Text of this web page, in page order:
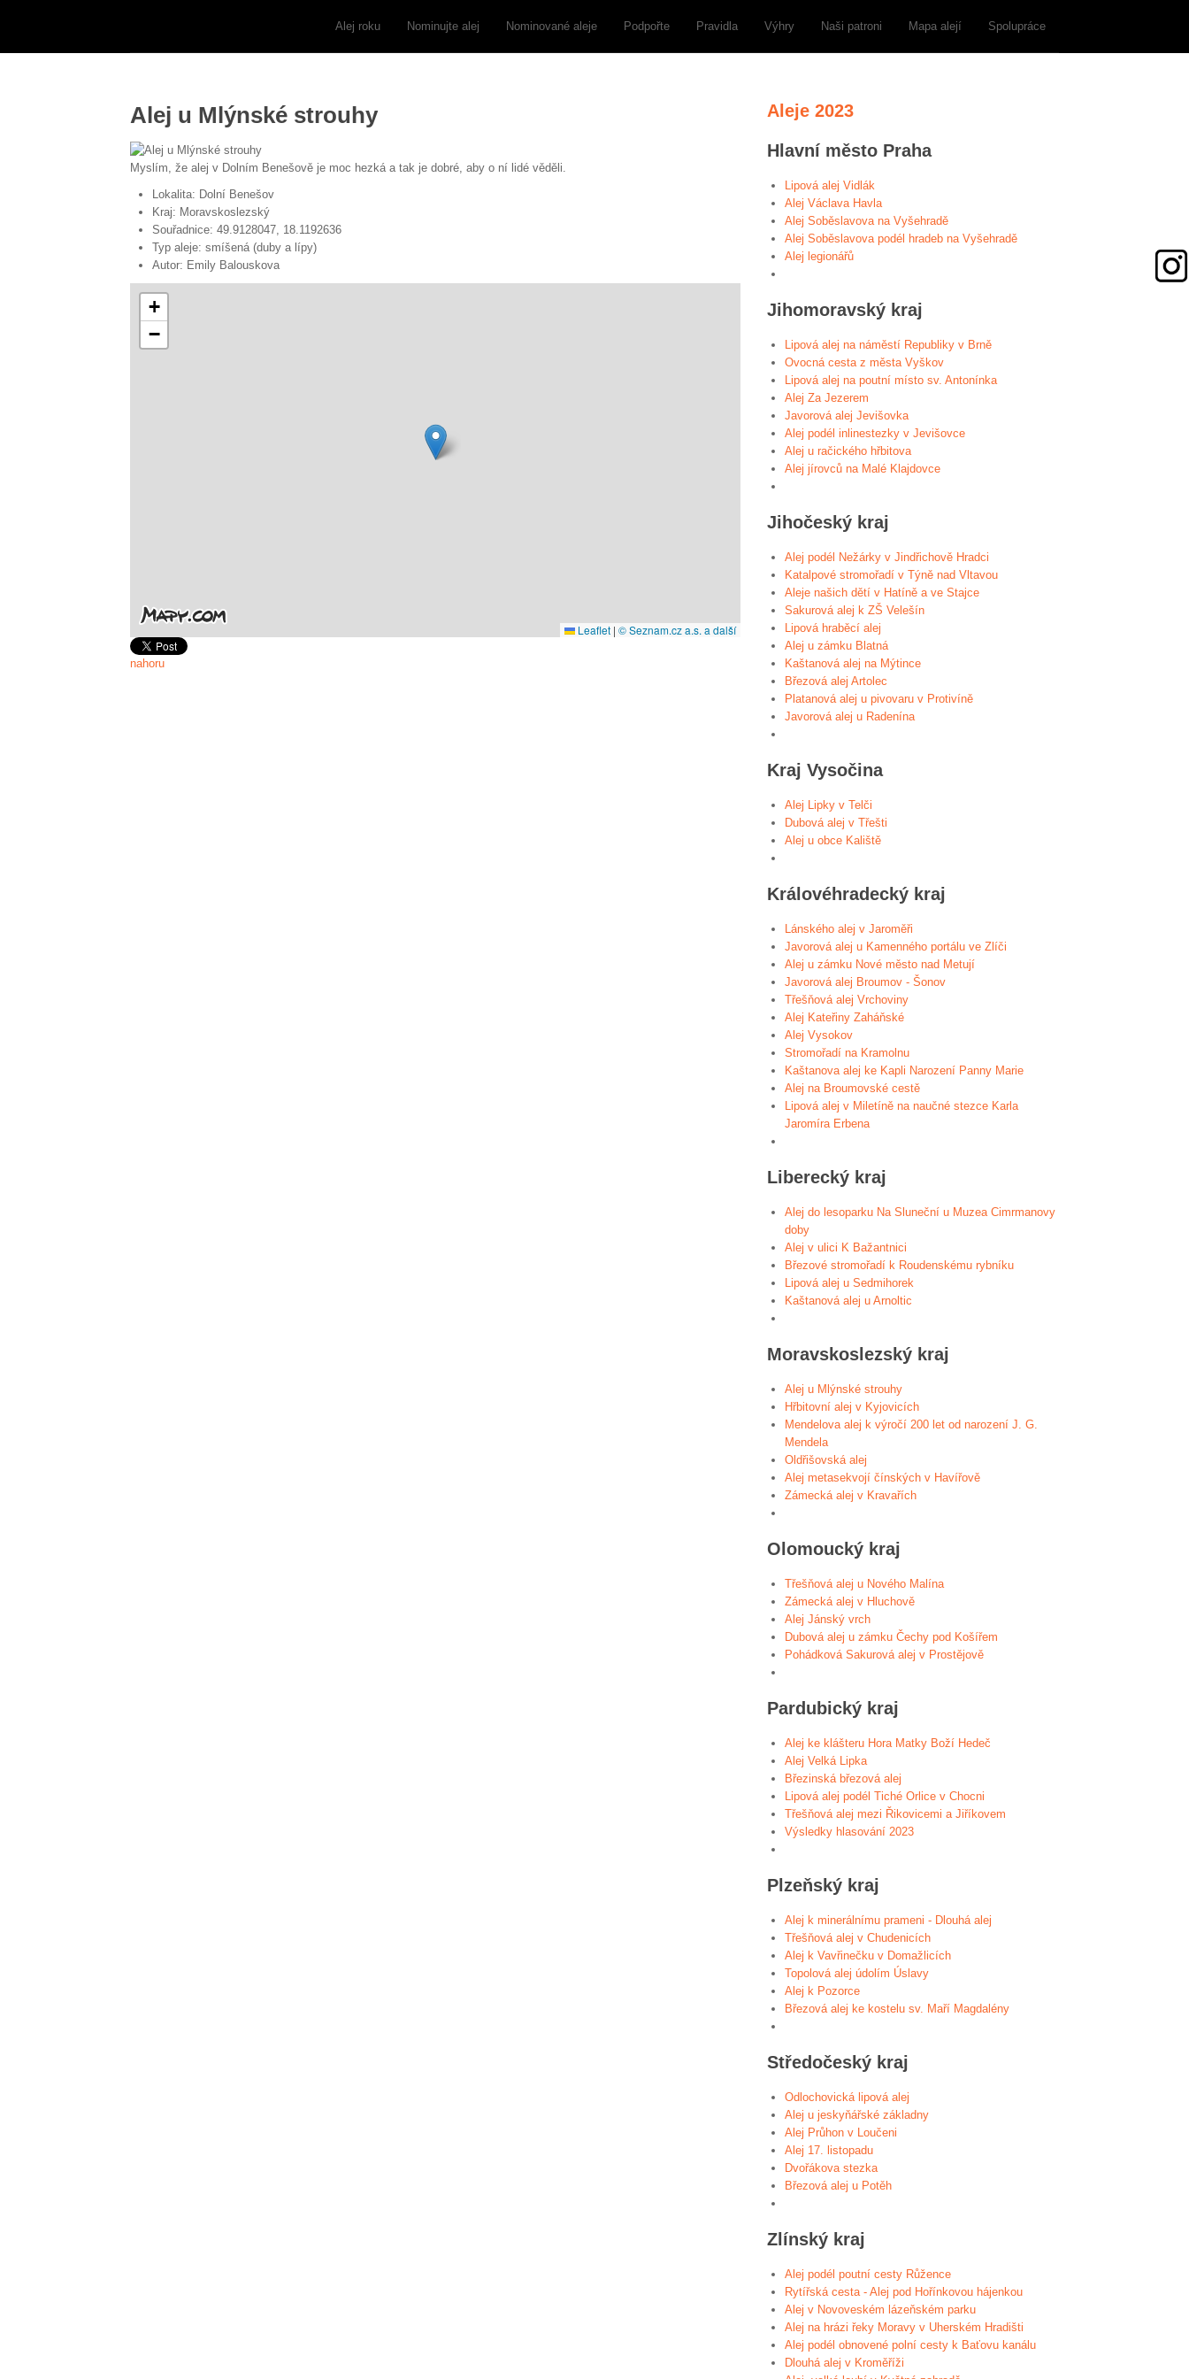
Alej roku Nominujte alej Nominované aleje Podpořte Pravidla Výhry Naši patroni Mapa alejí Spolupráce
Alej u Mlýnské strouhy
Myslím, že alej v Dolním Benešově je moc hezká a tak je dobré, aby o ní lidé věděli.
Lokalita: Dolní Benešov
Kraj: Moravskoslezský
Souřadnice: 49.9128047, 18.1192636
Typ aleje: smíšená (duby a lípy)
Autor: Emily Balouskova
+
−
Leaflet | © Seznam.cz a.s. a další
nahoru
Aleje 2023
Hlavní město Praha
Lipová alej Vidlák
Alej Václava Havla
Alej Soběslavova na Vyšehradě
Alej Soběslavova podél hradeb na Vyšehradě
Alej legionářů
Jihomoravský kraj
Lipová alej na náměstí Republiky v Brně
Ovocná cesta z města Vyškov
Lipová alej na poutní místo sv. Antonínka
Alej Za Jezerem
Javorová alej Jevišovka
Alej podél inlinestezky v Jevišovce
Alej u račického hřbitova
Alej jírovců na Malé Klajdovce
Jihočeský kraj
Alej podél Nežárky v Jindřichově Hradci
Katalpové stromořadí v Týně nad Vltavou
Aleje našich dětí v Hatíně a ve Stajce
Sakurová alej k ZŠ Velešín
Lipová hraběcí alej
Alej u zámku Blatná
Kaštanová alej na Mýtince
Březová alej Artolec
Platanová alej u pivovaru v Protivíně
Javorová alej u Radenína
Kraj Vysočina
Alej Lipky v Telči
Dubová alej v Třešti
Alej u obce Kaliště
Královéhradecký kraj
Lánského alej v Jaroměři
Javorová alej u Kamenného portálu ve Zlíči
Alej u zámku Nové město nad Metují
Javorová alej Broumov - Šonov
Třešňová alej Vrchoviny
Alej Kateřiny Zaháňské
Alej Vysokov
Stromořadí na Kramolnu
Kaštanova alej ke Kapli Narození Panny Marie
Alej na Broumovské cestě
Lipová alej v Miletíně na naučné stezce Karla
Jaromíra Erbena
Liberecký kraj
Alej do lesoparku Na Sluneční u Muzea Cimrmanovy
doby
Alej v ulici K Bažantnici
Březové stromořadí k Roudenskému rybníku
Lipová alej u Sedmihorek
Kaštanová alej u Arnoltic
Moravskoslezský kraj
Alej u Mlýnské strouhy
Hřbitovní alej v Kyjovicích
Mendelova alej k výročí 200 let od narození J. G.
Mendela
Oldřišovská alej
Alej metasekvojí čínských v Havířově
Zámecká alej v Kravařích
Olomoucký kraj
Třešňová alej u Nového Malína
Zámecká alej v Hluchově
Alej Jánský vrch
Dubová alej u zámku Čechy pod Košířem
Pohádková Sakurová alej v Prostějově
Pardubický kraj
Alej ke klášteru Hora Matky Boží Hedeč
Alej Velká Lipka
Březinská březová alej
Lipová alej podél Tiché Orlice v Chocni
Třešňová alej mezi Řikovicemi a Jiříkovem
Výsledky hlasování 2023
Plzeňský kraj
Alej k minerálnímu prameni - Dlouhá alej
Třešňová alej v Chudenicích
Alej k Vavřinečku v Domažlicích
Topolová alej údolím Úslavy
Alej k Pozorce
Březová alej ke kostelu sv. Maří Magdalény
Středočeský kraj
Odlochovická lipová alej
Alej u jeskyňářské základny
Alej Průhon v Loučeni
Alej 17. listopadu
Dvořákova stezka
Březová alej u Potěh
Zlínský kraj
Alej podél poutní cesty Růžence
Rytířská cesta - Alej pod Hořínkovou hájenkou
Alej v Novoveském lázeňském parku
Alej na hrázi řeky Moravy v Uherském Hradišti
Alej podél obnovené polní cesty k Baťovu kanálu
Dlouhá alej v Kroměříži